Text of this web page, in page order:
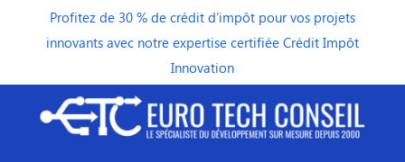
Profitez de 30 % de crédit d’impôt pour vos projets
innovants avec notre expertise certifiée Crédit Impôt
Innovation